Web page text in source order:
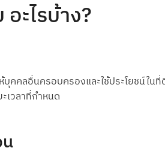
ะไรบ้าง?
คคลอื่นครอบครองและใช้ประโยชน์ในที่
เวลาที่กำหนด